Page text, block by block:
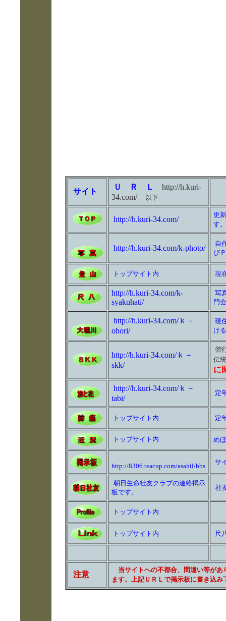
サイト
Ｕ Ｒ Ｌ
http://h.kuri-
34.com/
以下
http://h.kuri-34.com/
更
す。
http://h.kuri-34.com/k-photo/
自
び
トップサイト内 現
http://h.kuri-34.com/k-
syakuhati/
写
門
http://h.kuri-34.com/ｋ－
ohori/
現
け
http://h.kuri-34.com/ｋ－
skk/
偕
伝
に
http://h.kuri-34.com/ｋ－
tabi/
定
トップサイト内 定
トップサイト内 め
http://8306.teacup.com/asahil/bbs
サ
朝日生命社友クラブの連絡掲示
板です。
社
トップサイト内
トップサイト内 尺
注意
当サイトへの不都合、間違い等が
ます。上記ＵＲＬで掲示板に書き込